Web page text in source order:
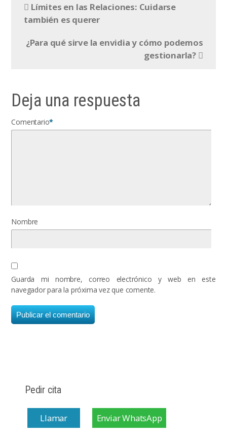
Límites en las Relaciones: Cuidarse
también es querer
¿Para qué sirve la envidia y cómo podemos
gestionarla?
Deja una respuesta
Comentario*
Nombre
Guarda mi nombre, correo electrónico y web en este
navegador para la próxima vez que comente.
Pedir cita
Llamar Enviar WhatsApp